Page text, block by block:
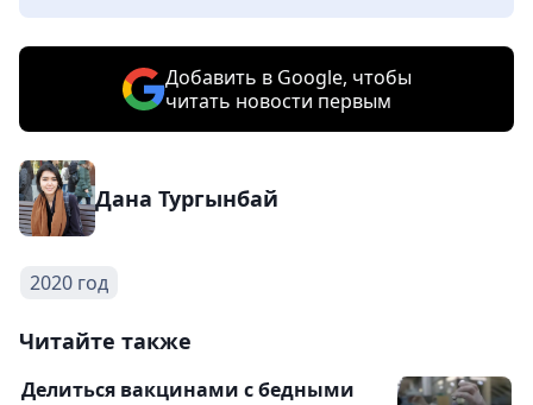
Добавить в Google, чтобы
читать новости первым
Дана Тургынбай
2020 год
Читайте также
Делиться вакцинами с бедными